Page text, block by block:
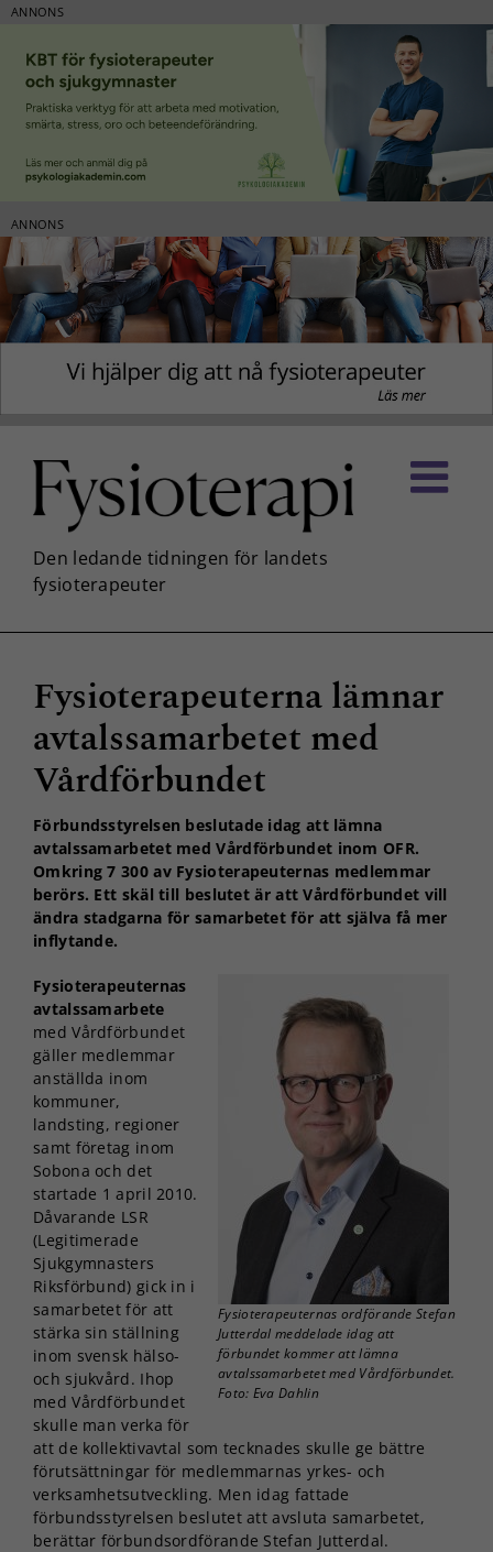
ANNONS
ANNONS
innehållet
Fysioterapeuterna lämnar
avtalssamarbetet med
Vårdförbundet
Förbundsstyrelsen beslutade idag att lämna
avtalssamarbetet med Vårdförbundet inom OFR.
Omkring 7 300 av Fysioterapeuternas medlemmar
berörs. Ett skäl till beslutet är att Vårdförbundet vill
ändra stadgarna för samarbetet för att själva få mer
inflytande.
Fysioterapeuternas ordförande Stefan
Jutterdal meddelade idag att
förbundet kommer att lämna
avtalssamarbetet med Vårdförbundet.
Foto: Eva Dahlin
Fysioterapeuternas
avtalssamarbete
med Vårdförbundet
gäller medlemmar
anställda inom
kommuner,
landsting, regioner
samt företag inom
Sobona och det
startade 1 april 2010.
Dåvarande LSR
(Legitimerade
Sjukgymnasters
Riksförbund) gick in i
samarbetet för att
stärka sin ställning
inom svensk hälso-
och sjukvård. Ihop
med Vårdförbundet
skulle man verka för
att de kollektivavtal som tecknades skulle ge bättre
förutsättningar för medlemmarnas yrkes- och
verksamhetsutveckling. Men idag fattade
förbundsstyrelsen beslutet att avsluta samarbetet,
berättar förbundsordförande Stefan Jutterdal.